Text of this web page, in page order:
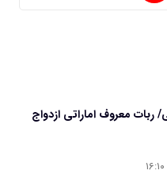
ربات معروف اماراتی ازدواج